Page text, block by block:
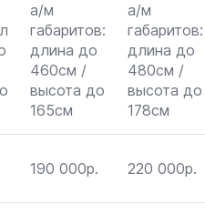
а/м
габаритов:
длина до
460см /
высота до
165см
а/м
габаритов:
длина до
480см /
высота до
178см
190 000р. 220 000р.